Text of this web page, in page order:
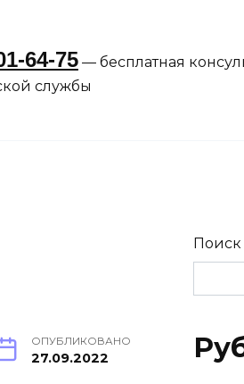
64-75— бесплатная
службы
ОПУБЛИКОВАНО
27.09.2022
Поиск